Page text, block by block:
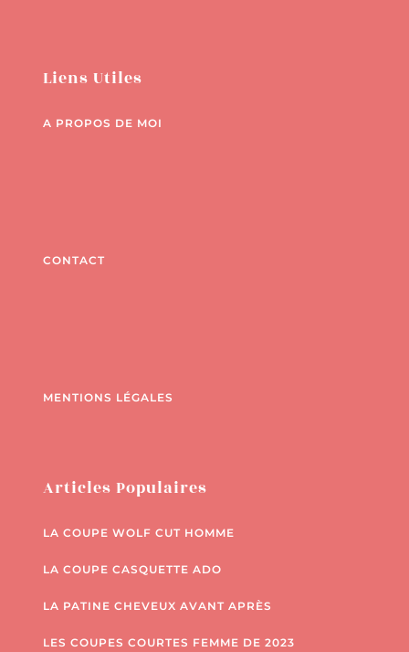
Liens Utiles
A PROPOS DE MOI
CONTACT
MENTIONS LÉGALES
Articles Populaires
LA COUPE WOLF CUT HOMME
LA COUPE CASQUETTE ADO
LA PATINE CHEVEUX AVANT APRÈS
LES COUPES COURTES FEMME DE 2023